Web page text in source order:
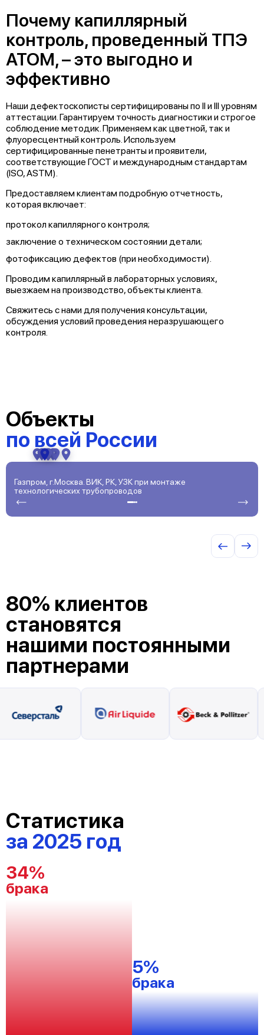
Почему капиллярный
контроль, проведенный ТПЭ
АТОМ, – это выгодно и
эффективно
Наши дефектоскописты сертифицированы по II и III уровням
аттестации. Гарантируем точность диагностики и строгое
соблюдение методик. Применяем как цветной, так и
флуоресцентный контроль. Используем
сертифицированные пенетранты и проявители,
соответствующие ГОСТ и международным стандартам
(ISO, ASTM).
Предоставляем клиентам подробную отчетность,
которая включает:
протокол капиллярного контроля;
заключение о техническом состоянии детали;
фотофиксацию дефектов (при необходимости).
Проводим капиллярный в лабораторных условиях,
выезжаем на производство, объекты клиента.
Свяжитесь с нами для получения консультации,
обсуждения условий проведения неразрушающего
контроля.
Объекты
по всей России
Газпром, г.Москва. ВИК, РК, УЗК при монтаже
технологических трубопроводов
80% клиентов
становятся
нашими постоянными
партнерами
Статистика
за 2025 год
34%
брака
5%
брака